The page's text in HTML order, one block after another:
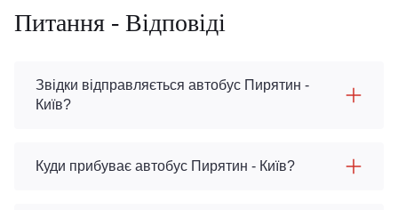
Питання - Відповіді
Звідки відправляється автобус Пирятин -
Київ?
Куди прибуває автобус Пирятин - Київ?